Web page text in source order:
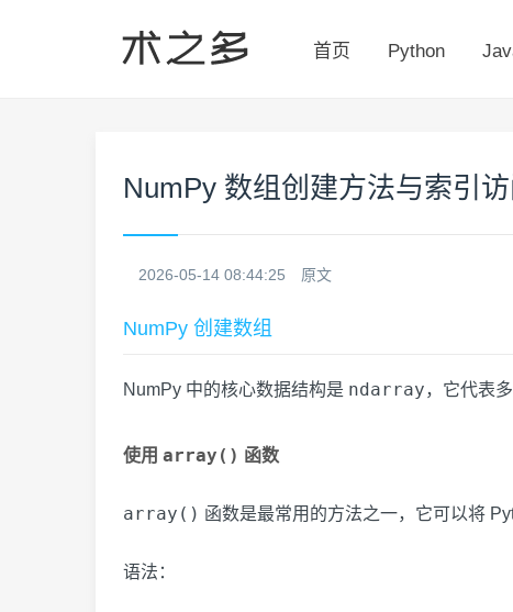
首页 Python
NumPy 数组创建方法与索引
2026-05-14 08:44:25 原文
NumPy 创建数组
NumPy 中的核心数据结构是 ndarray，它代表
使用 array() 函数
array() 函数是最常用的方法之一，它可以将
语法：